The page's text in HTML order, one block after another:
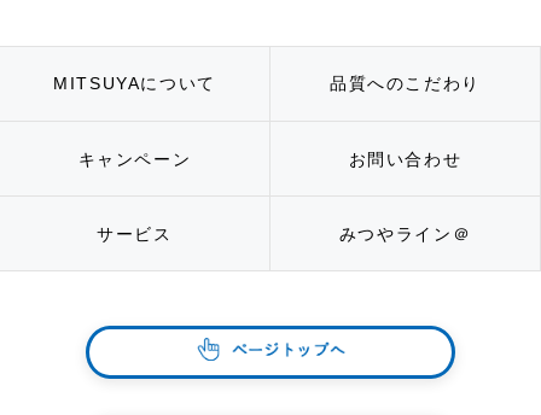
MITSUYAについて 品質へのこだわり
キャンペーン お問い合わせ
サービス みつやライン＠
ページト